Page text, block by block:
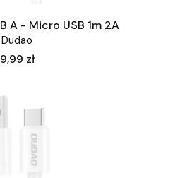
A - Micro USB 1m 2A
Dudao
Cena
9,99 zł